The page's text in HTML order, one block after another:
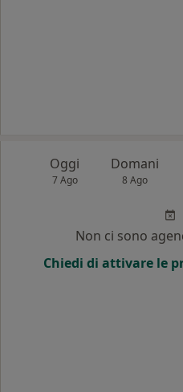
Oggi
7 Ago
Domani
8 Ago
Non ci sono
Chiedi di attivare le